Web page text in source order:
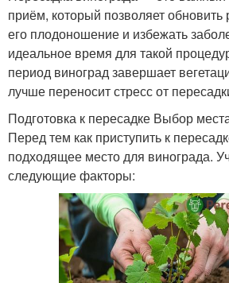
приём, который позволяет обновить
его плодоношение и избежать
идеальное время для такой
период виноград завершает
лучше переносит стресс от
Подготовка к пересадке Выбор
Перед тем как приступить к
подходящее место для винограда.
следующие факторы: